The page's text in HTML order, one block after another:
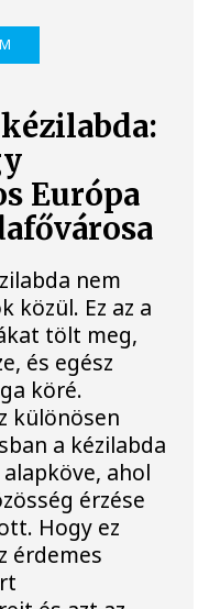
Európa
nem
közül. Ez az a
tölt meg,
és egész
köré.
különösen
a kézilabda
ahol
érzése
Hogy ez
érdemes